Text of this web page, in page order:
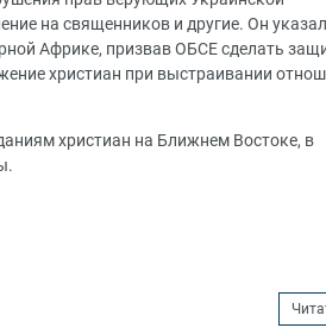
на священников и другие. Он
Африке, призвав ОБСЕ сделать
христиан при выстраивании
христиан на Ближнем Востоке, в